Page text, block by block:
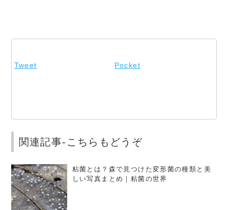
Tweet Pocket
関連記事-こちらもどうぞ
粘菌とは？森で見つけた変形菌の種類と美
しい写真まとめ｜粘菌の世界